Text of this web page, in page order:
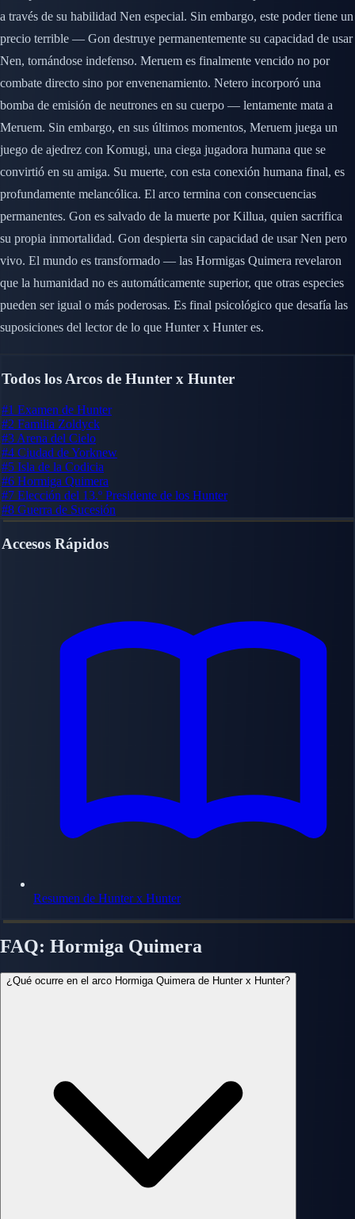
a través de su habilidad Nen especial. Sin embargo, este poder tiene un
precio terrible — Gon destruye permanentemente su capacidad de usar
Nen, tornándose indefenso. Meruem es finalmente vencido no por
combate directo sino por envenenamiento. Netero incorporó una
bomba de emisión de neutrones en su cuerpo — lentamente mata a
Meruem. Sin embargo, en sus últimos momentos, Meruem juega un
juego de ajedrez con Komugi, una ciega jugadora humana que se
convirtió en su amiga. Su muerte, con esta conexión humana final, es
profundamente melancólica. El arco termina con consecuencias
permanentes. Gon es salvado de la muerte por Killua, quien sacrifica
su propia inmortalidad. Gon despierta sin capacidad de usar Nen pero
vivo. El mundo es transformado — las Hormigas Quimera revelaron
que la humanidad no es automáticamente superior, que otras especies
pueden ser igual o más poderosas. Es final psicológico que desafía las
suposiciones del lector de lo que Hunter x Hunter es.
Todos los Arcos de Hunter x Hunter
#1 Examen de Hunter
#2 Familia Zoldyck
#3 Arena del Cielo
#4 Ciudad de Yorknew
#5 Isla de la Codicia
#6 Hormiga Quimera
#7 Elección del 13.º Presidente de los Hunter
#8 Guerra de Sucesión
Accesos Rápidos
Resumen de Hunter x Hunter
FAQ: Hormiga Quimera
¿Qué ocurre en el arco Hormiga Quimera de Hunter x Hunter?